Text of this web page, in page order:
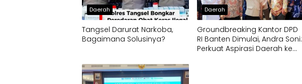
Daerah
Tangsel Darurat Narkoba,
Bagaimana Solusinya?
Daerah
Groundbreaking Kantor DPD
RI Banten Dimulai, Andra Soni:
Perkuat Aspirasi Daerah ke